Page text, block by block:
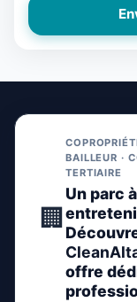
🏢
BAILLEUR ·
TERTIAIRE
Un parc à
offre